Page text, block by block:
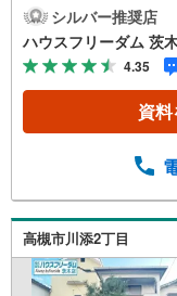
≪*≫*≪*≫*≪現
合せください
キッズスペー
ございます・
希望条件を
件もご覧頂
中から購入
明させて頂
能です
シルバー推奨店
ハウスフリーダム 茨
4.35
資
高槻市川添2丁目